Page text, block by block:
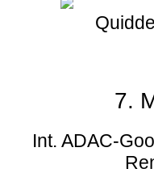
7.
Int. ADAC-